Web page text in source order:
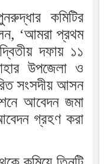
কমিটির
‘আমরা প্রথম
দফায় ১১
উপজেলা ও
সংসদীয় আসন
আবেদন জমা
গ্রহণ করা